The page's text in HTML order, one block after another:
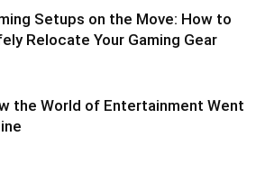
Setups on the Move: How to
Relocate Your Gaming Gear
the World of Entertainment Went